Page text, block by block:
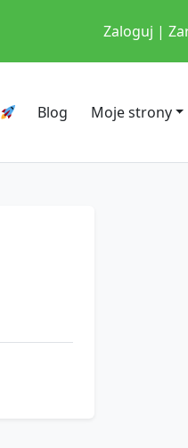
Zaloguj |
Blog Moje strony